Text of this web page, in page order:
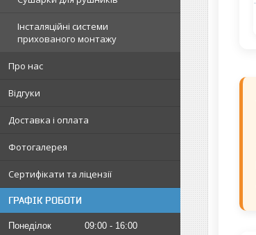
Інсталяційні системи
прихованого монтажу
Про нас
Відгуки
Доставка і оплата
Фотогалерея
Сертифікати та ліцензії
ГРАФІК РОБОТИ
Понеділок 09:00
16:00